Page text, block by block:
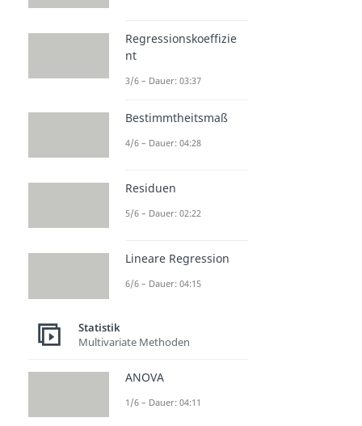
Regressionskoeffizie
nt
3/6 – Dauer: 03:37
Bestimmtheitsmaß
4/6 – Dauer: 04:28
Residuen
5/6 – Dauer: 02:22
Lineare Regression
6/6 – Dauer: 04:15
Statistik
Multivariate Methoden
ANOVA
1/6 – Dauer: 04:11